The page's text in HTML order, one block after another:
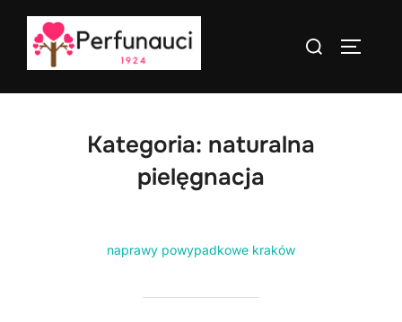
Skip
Search
Kategoria: naturalna
pielęgnacja
naprawy powypadkowe kraków